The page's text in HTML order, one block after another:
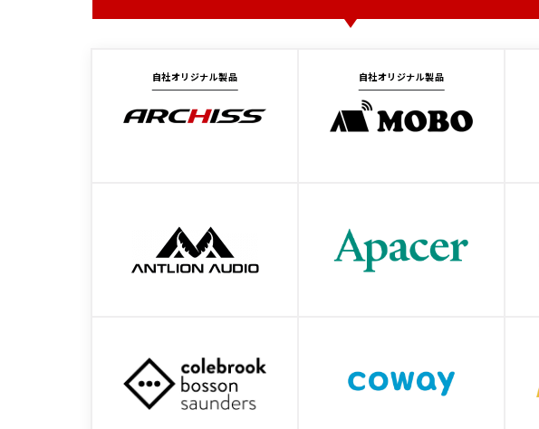
自社オリジナル製品 自社オリジナル製品